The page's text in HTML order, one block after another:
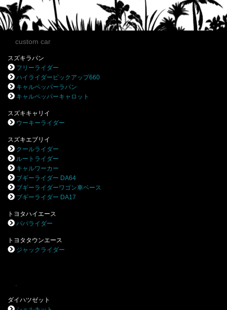
custom car
スズキラパン
フリーライダー
ハイライダーピックアップ660
キャルペッパーラパン
キャルペッパーキャロット
スズキキャリイ
ウーキーライダー
スズキエブリイ
クールライダー
ルートライダー
キャルワーカー
ブギーライダー DA64
ブギーライダーワゴン車ベース
ブギーライダー DA17
トヨタハイエース
パパライダー
トヨタタウンエース
ジャックライダー
ダイハツゼット